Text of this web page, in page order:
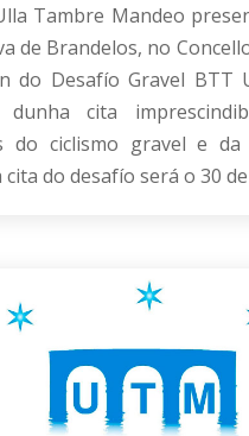
Tambre Mandeo
de Brandelos, no
do Desafío Gravel BTT
dunha cita
do ciclismo gravel e da
do desafío será o 30 de